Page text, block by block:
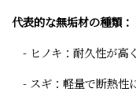
代表的な無垢材の種類：
- ヒノキ：耐久性が高
- スギ：軽量で断熱性